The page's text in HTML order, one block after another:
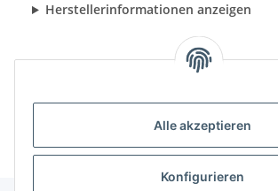
Alle akzeptieren
Konfigurieren
Herstellerinformationen anzeigen